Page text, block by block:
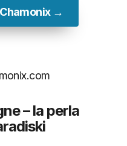
→
– la perla